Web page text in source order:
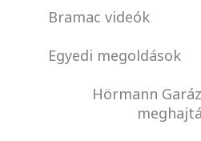
Bramac videók
Egyedi megoldások
Hörmann